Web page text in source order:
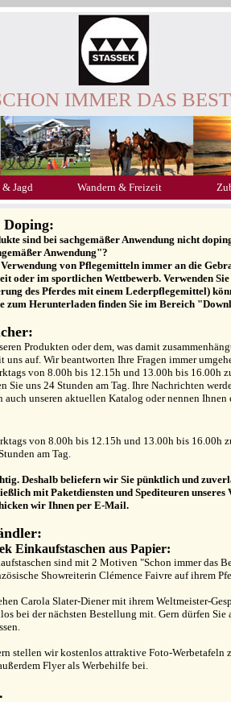
IMMER DAS
Jagd Wandern & Freizeit
Doping:
sind bei sachgemäßer Anwendung nicht
Anwendung"?
von Pflegemitteln immer an die
oder im sportlichen Wettbewerb. Verwenden
des Pferdes mit einem Lederpflegemittel)
zum Herunterladen finden Sie im Bereich
Produkten oder dem, was damit
uns auf. Wir beantworten Ihre Fragen immer
von 8.00h bis 12.15h und 13.00h bis 16.00h
Sie uns 24 Stunden am Tag. Ihre Nachrichten
auch unseren aktuellen Katalog oder nennen
von 8.00h bis 12.15h und 13.00h bis 16.00h
am Tag.
Deshalb beliefern wir Sie pünktlich und
mit Paketdiensten und Spediteuren unseres
wir Ihnen per E-Mail.
Einkaufstaschen aus Papier:
sind mit 2 Motiven "Schon immer das
Showreiterin Clémence Faivre auf ihrem
Carola Slater-Diener mit ihrem Weltmeister-
bei der nächsten Bestellung mit. Gern dürfen
stellen wir kostenlos attraktive Foto-Werbetafeln
Flyer als Werbehilfe bei.